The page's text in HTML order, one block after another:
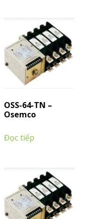
OSS-64-TN –
Osemco
Đọc tiếp